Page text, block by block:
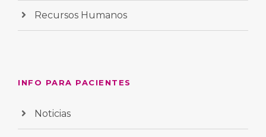
Recursos Humanos
INFO PARA PACIENTES
Noticias